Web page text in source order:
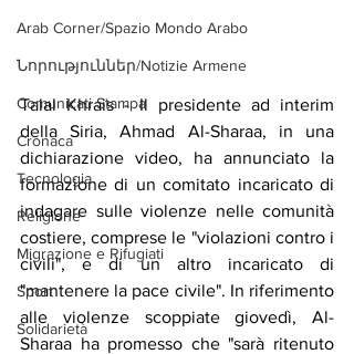
Arab Corner/Spazio Mondo Arabo
Նորություններ/Notizie Armene
Comunicati Stampa
Cronaca
Tecnologia
Religione
Migrazione e Rifugiati
Sport
Solidarietà
Talal Khrais - Il presidente ad interim
della Siria, Ahmad Al-Sharaa, in una
dichiarazione video, ha annunciato la
formazione di un comitato incaricato di
indagare sulle violenze nelle comunità
costiere, comprese le "violazioni contro i
civili", e di un altro incaricato di
"mantenere la pace civile". In riferimento
alle violenze scoppiate giovedì, Al-
Sharaa ha promesso che "sarà ritenuto